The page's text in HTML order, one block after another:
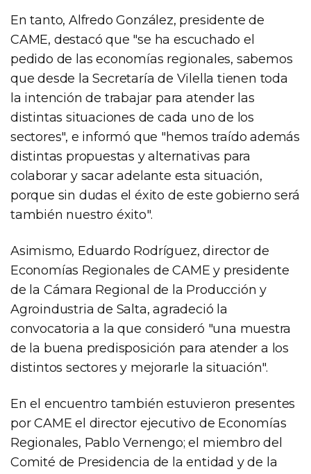
En tanto, Alfredo González, presidente de
CAME, destacó que "se ha escuchado el
pedido de las economías regionales, sabemos
que desde la Secretaría de Vilella tienen toda
la intención de trabajar para atender las
distintas situaciones de cada uno de los
sectores", e informó que "hemos traído además
distintas propuestas y alternativas para
colaborar y sacar adelante esta situación,
porque sin dudas el éxito de este gobierno será
también nuestro éxito".
Asimismo, Eduardo Rodríguez, director de
Economías Regionales de CAME y presidente
de la Cámara Regional de la Producción y
Agroindustria de Salta, agradeció la
convocatoria a la que consideró "una muestra
de la buena predisposición para atender a los
distintos sectores y mejorarle la situación".
En el encuentro también estuvieron presentes
por CAME el director ejecutivo de Economías
Regionales, Pablo Vernengo; el miembro del
Comité de Presidencia de la entidad y de la